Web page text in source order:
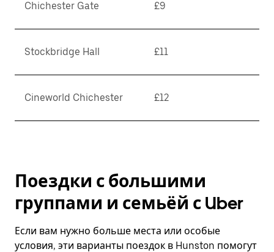
Chichester Gate £9
Stockbridge Hall £11
Cineworld Chichester £12
Поездки с большими
группами и семьёй с Uber
Если вам нужно больше места или особые
условия, эти варианты поездок в Hunston помогут